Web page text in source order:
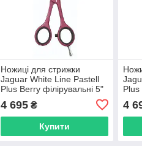
Ножиці для стрижки
Jaguar White Line Pastell
Plus Berry філірувальні 5"
4 695₴
Купити
Plus
4